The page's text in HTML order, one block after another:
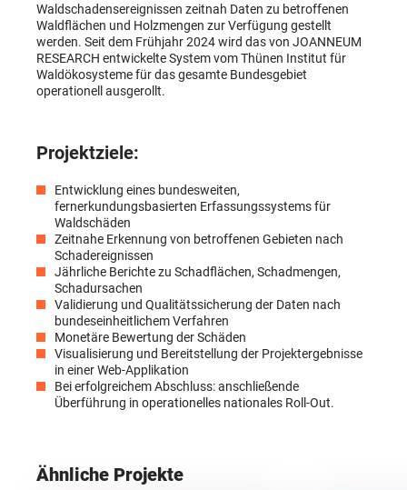
Waldschadensereignissen zeitnah Daten zu betroffenen
Waldflächen und Holzmengen zur Verfügung gestellt
werden. Seit dem Frühjahr 2024 wird das von JOANNEUM
RESEARCH entwickelte System vom Thünen Institut für
Waldökosysteme für das gesamte Bundesgebiet
operationell ausgerollt.
Projektziele:
Entwicklung eines bundesweiten,
fernerkundungsbasierten Erfassungssystems für
Waldschäden
Zeitnahe Erkennung von betroffenen Gebieten nach
Schadereignissen
Jährliche Berichte zu Schadflächen, Schadmengen,
Schadursachen
Validierung und Qualitätssicherung der Daten nach
bundeseinheitlichem Verfahren
Monetäre Bewertung der Schäden
Visualisierung und Bereitstellung der Projektergebnisse
in einer Web-Applikation
Bei erfolgreichem Abschluss: anschließende
Überführung in operationelles nationales Roll-Out.
Ähnliche Projekte